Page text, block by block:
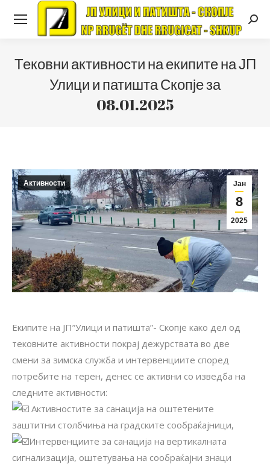
Тековни активности на екипите на ЈП
Улици и патишта Скопје за
08.01.2025
Јан
8
2025
Активности
Екипите на ЈП”Улици и патишта”- Скопје како дел од
тековните активности покрај дежурствата во две
смени за зимска служба и интервенциите според
потребите на терен, денес се активни со изведба на
следните активности:
Aктивностите за санација на оштетените
зaштитни столбчиња на градските сообраќајници,
Интервенциите за санација на вертикалната
сигнализација, оштетувања на сообраќајни знаци